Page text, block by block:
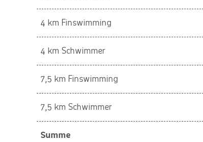
4 km Finswimming
4 km Schwimmer
7,5 km Finswimming
7,5 km Schwimmer
Summe